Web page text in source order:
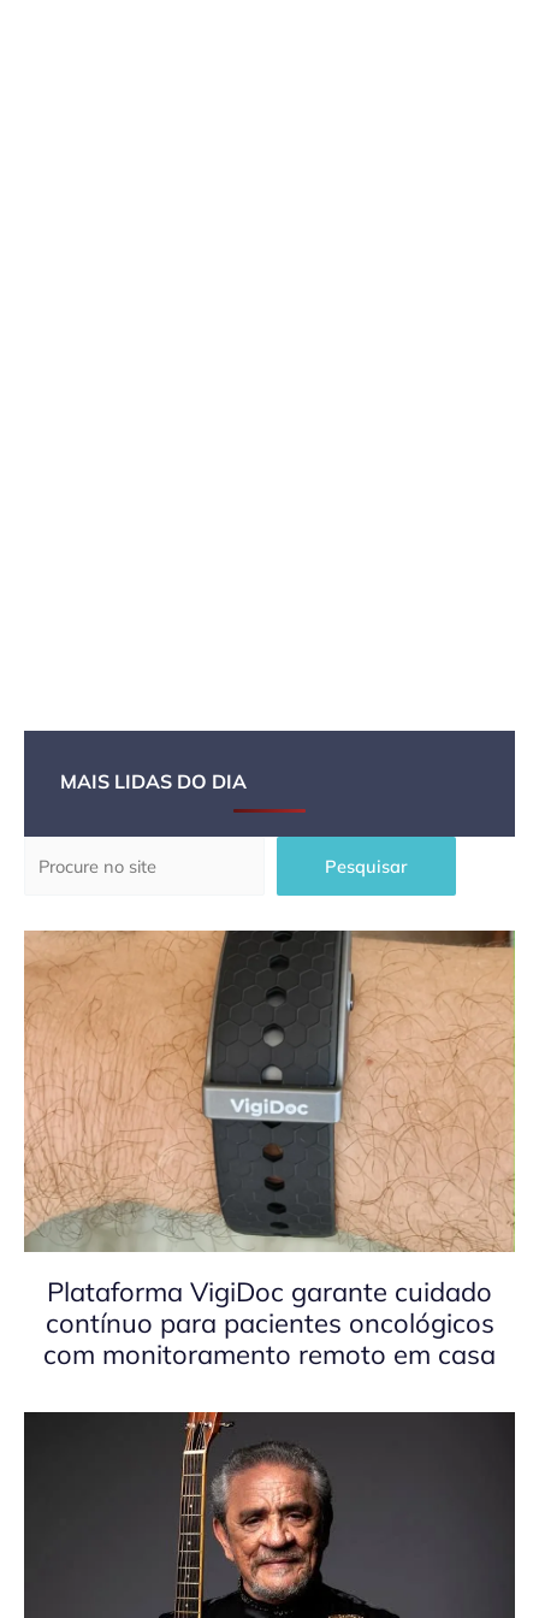
MAIS LIDAS DO DIA
Pesquisar
Plataforma VigiDoc garante cuidado
contínuo para pacientes oncológicos
com monitoramento remoto em casa